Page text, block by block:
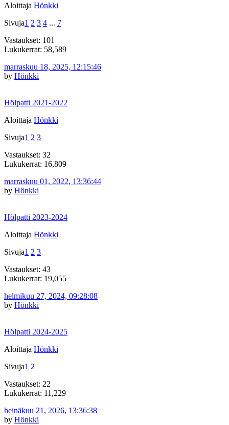
Aloittaja Hönkki
Sivuja1 2 3 4 ... 7
Vastaukset: 101
Lukukerrat: 58,589
marraskuu 18, 2025, 12:15:46
by Hönkki
Hölpatti 2021-2022
Aloittaja Hönkki
Sivuja1 2 3
Vastaukset: 32
Lukukerrat: 16,809
marraskuu 01, 2022, 13:36:44
by Hönkki
Hölpatti 2023-2024
Aloittaja Hönkki
Sivuja1 2 3
Vastaukset: 43
Lukukerrat: 19,055
helmikuu 27, 2024, 09:28:08
by Hönkki
Hölpatti 2024-2025
Aloittaja Hönkki
Sivuja1 2
Vastaukset: 22
Lukukerrat: 11,229
heinäkuu 21, 2026, 13:36:38
by Hönkki